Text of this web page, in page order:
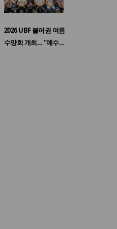
2026 UBF 불어권 여름
수양회 개최… “예수…